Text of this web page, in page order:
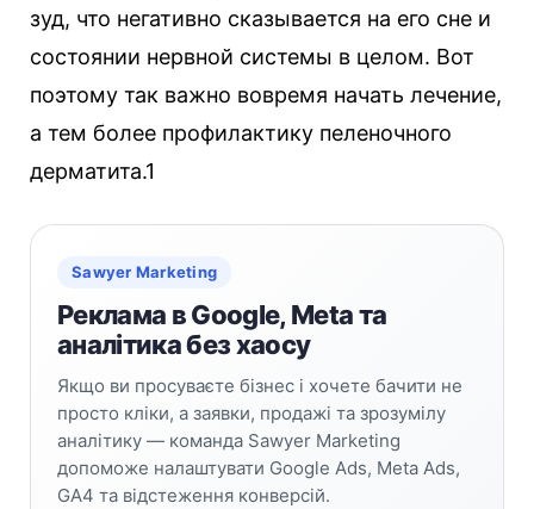
зуд, что негативно сказывается на его сне и
состоянии нервной системы в целом. Вот
поэтому так важно вовремя начать лечение,
а тем более профилактику пеленочного
дерматита.1
Sawyer Marketing
Реклама в Google, Meta та
аналітика без хаосу
Якщо ви просуваєте бізнес і хочете бачити не
просто кліки, а заявки, продажі та зрозумілу
аналітику — команда Sawyer Marketing
допоможе налаштувати Google Ads, Meta Ads,
GA4 та відстеження конверсій.